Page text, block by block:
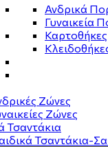
Ανδρικά
Γυναικεία
Καρτοθήκες
Ζώνες
Ζώνες
Τσαντάκια
Τσαντάκια-